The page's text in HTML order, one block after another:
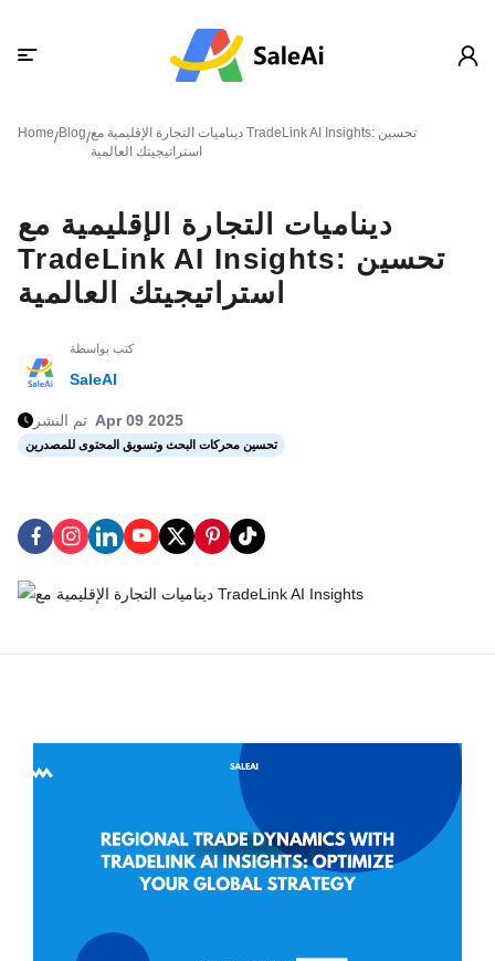
Home/Blog/ديناميات التجارة الإقليمية مع TradeLink AI Insights: تحسين
استراتيجيتك العالمية
ديناميات التجارة الإقليمية مع
TradeLink AI Insights: تحسين
استراتيجيتك العالمية
كتب بواسطة
SaleAI
تم النشر Apr 09 2025
تحسين محركات البحث وتسويق المحتوى للمصدرين